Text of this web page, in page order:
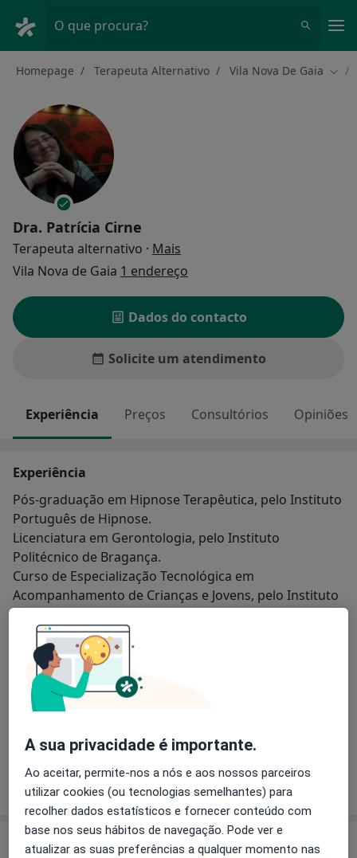
O que procura?
Homepage Terapeuta Alternativo Vila Nova De Gaia
Dra. Patrícia Cirne
Terapeuta alternativo · Mais
Vila Nova de Gaia 1 endereço
Dados do contacto
Solicite um atendimento
Experiência Preços Consultórios Opiniões
Experiência
Pós-graduação em Hipnose Terapêutica, pelo Instituto
Português de Hipnose.
Licenciatura em Gerontologia, pelo Instituto
Politécnico de Bragança.
Curso de Especialização Tecnológica em
Acompanhamento de Crianças e Jovens, pelo Instituto
maisSobre mim
Principais doenças tratadas
Transtornos Cognitivos
Transtornos De Estresse Pós-Traumáticos
Mostrar mais detalhes
sobre a experiência
Serviços e preços
A sua privacidade é importante.
Ao aceitar, permite-nos a nós e aos nossos parceiros
utilizar cookies (ou tecnologias semelhantes) para
recolher dados estatísticos e fornecer conteúdo com
base nos seus hábitos de navegação. Pode ver e
atualizar as suas preferências a qualquer momento nas